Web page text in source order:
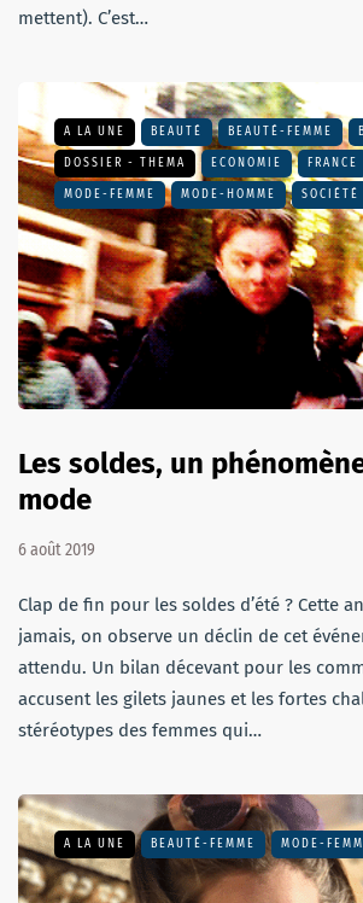
mettent). C’est…
A LA UNE BEAUTÉ BEAUTÉ-FEMME
DOSSIER - THEMA ECONOMIE FRANCE
MODE-FEMME MODE-HOMME SOCIÉTÉ
Les soldes, un
mode
6 août 2019
Clap de fin pour les soldes d’été ? Cette
jamais, on observe un déclin de cet
attendu. Un bilan décevant pour les
accusent les gilets jaunes et les fortes
stéréotypes des femmes qui…
A LA UNE BEAUTÉ-FEMME MODE-